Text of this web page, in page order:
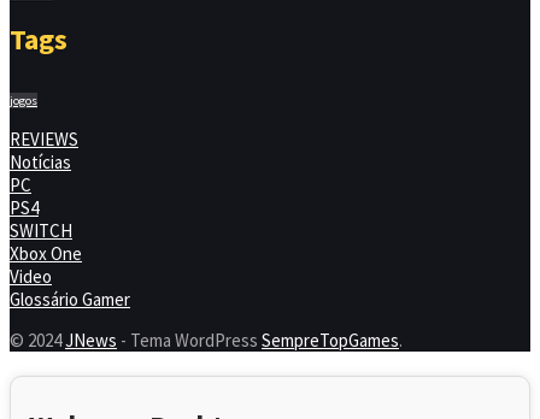
PLAYSTATION
PS4
SSD
TV GAMER
VIDEO GAMES
VIDEOGAMES PORTÁTEIS
VOLANTE GAMER
XBOX
Tags
jogos
REVIEWS